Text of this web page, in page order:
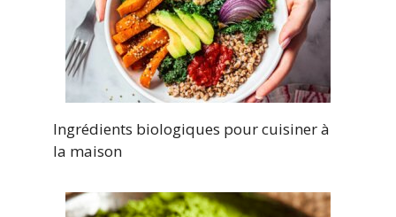
Ingrédients biologiques pour cuisiner à
la maison